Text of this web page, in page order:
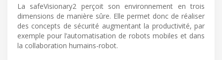
La safeVisionary2 perçoit son environnement en trois
dimensions de manière sûre. Elle permet donc de réaliser
des concepts de sécurité augmentant la productivité, par
exemple pour l’automatisation de robots mobiles et dans
la collaboration humains-robot.